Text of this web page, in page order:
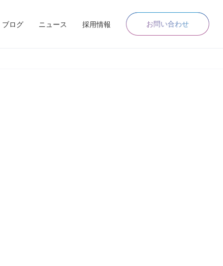
ブログ ニュース 採用情報 お問い合わせ